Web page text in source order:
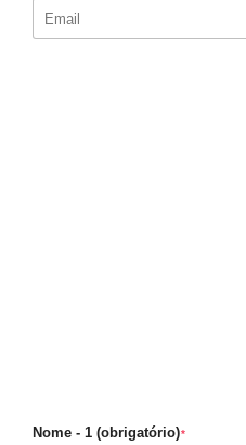
Nome - 1 (obrigatório)*